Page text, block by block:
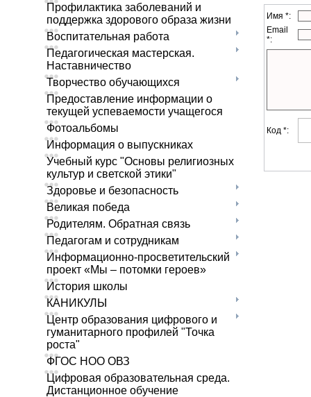
Профилактика заболеваний и
поддержка здорового образа жизни
Воспитательная работа
Педагогическая мастерская.
Наставничество
Творчество обучающихся
Предоставление информации о
текущей успеваемости учащегося
Фотоальбомы
Информация о выпускниках
Учебный курс "Основы религиозных
культур и светской этики"
Здоровье и безопасность
Великая победа
Родителям. Обратная связь
Педагогам и сотрудникам
Информационно-просветительский
проект «Мы – потомки героев»
История школы
КАНИКУЛЫ
Центр образования цифрового и
гуманитарного профилей "Точка
роста"
ФГОС НОО ОВЗ
Цифровая образовательная среда.
Дистанционное обучение
Имя *:
Email
*:
Код *: